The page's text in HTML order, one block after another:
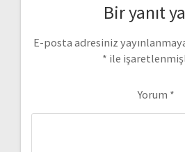
Bir yanıt
E-posta adresiniz
* ile
Yorum *